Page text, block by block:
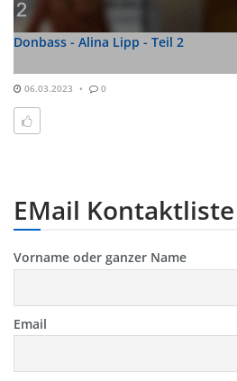
Donbass - Alina Lipp - Teil 2
06.03.2023 0
EMail
Vorname oder ganzer Name
Email